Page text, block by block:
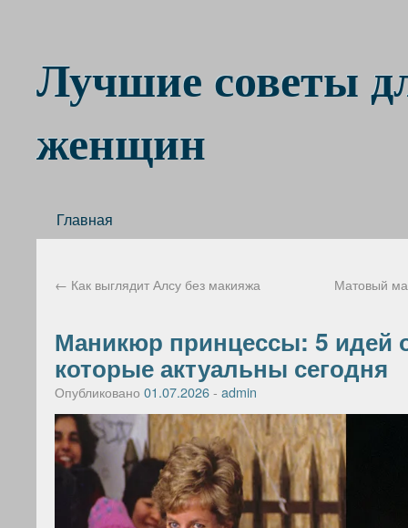
Лучшие советы
женщин
Главная
← Как выглядит Алсу без макияжа Матовый
Маникюр принцессы: 5 идей
которые актуальны сегодня
Опубликовано 01.07.2026- admin